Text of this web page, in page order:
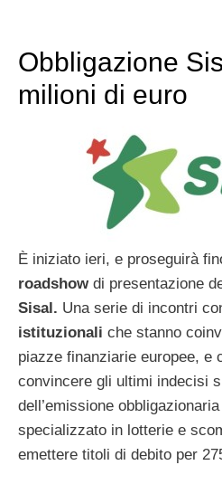
Obbligazione
milioni di euro
È iniziato ieri, e proseguirà
roadshow di presentazione
Sisal. Una serie di incontri
istituzionali che stanno
piazze finanziarie europee, e
convincere gli ultimi indecisi
dell’emissione
specializzato in lotterie e
emettere titoli di debito per